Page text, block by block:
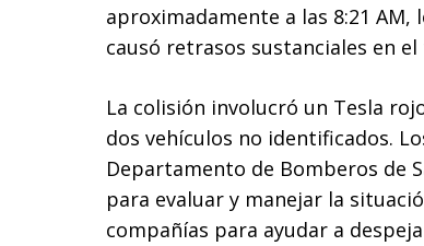
aproximadamente a las 8:21
causó retrasos sustanciales en
La colisión involucró un Tesla
dos vehículos no identificados.
Departamento de Bomberos de
para evaluar y manejar la
compañías para ayudar a